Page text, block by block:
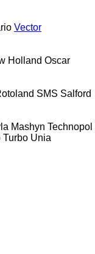
Vector
Holland Oscar
SMS Salford
Mashyn Technopol
Turbo Unia